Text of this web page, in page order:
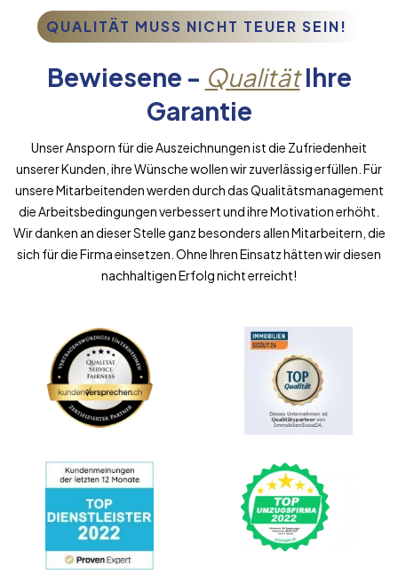
QUALITÄT MUSS NICHT TEUER SEIN!
Bewiesene - QualitätIhre
Garantie
Unser Ansporn für die Auszeichnungen ist die Zufriedenheit
unserer Kunden, ihre Wünsche wollen wir zuverlässig erfüllen. Für
unsere Mitarbeitenden werden durch das Qualitätsmanagement
die Arbeitsbedingungen verbessert und ihre Motivation erhöht.
Wir danken an dieser Stelle ganz besonders allen Mitarbeitern, die
sich für die Firma einsetzen. Ohne Ihren Einsatz hätten wir diesen
nachhaltigen Erfolg nicht erreicht!